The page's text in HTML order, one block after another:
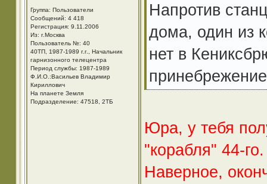
Группа: Пользователи
Сообщений: 4 418
Регистрация: 9.11.2006
Из: г.Москва
Пользователь №: 40
40ТП, 1987-1989 г.г., Начальник
гарнизонного телецентра
Период службы: 1987-1989
Ф.И.О.:Васильев Владимир
Кириллович
На планете Земля
Подразделение: 47518, 2ТБ
Напротив
дома, один из
нет в
Юра, у тебя
"корабля" 44-
Наверное,